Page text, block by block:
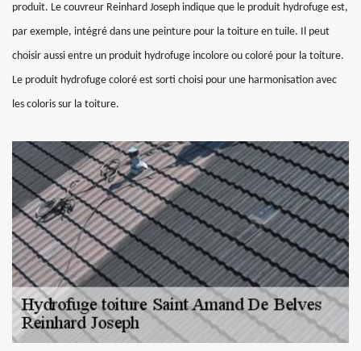
produit. Le couvreur Reinhard Joseph indique que le produit hydrofuge est,
par exemple, intégré dans une peinture pour la toiture en tuile. Il peut
choisir aussi entre un produit hydrofuge incolore ou coloré pour la toiture.
Le produit hydrofuge coloré est sorti choisi pour une harmonisation avec
les coloris sur la toiture.